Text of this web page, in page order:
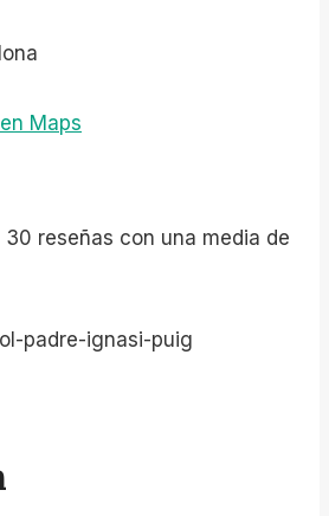
Maps
30 reseñas con una media de